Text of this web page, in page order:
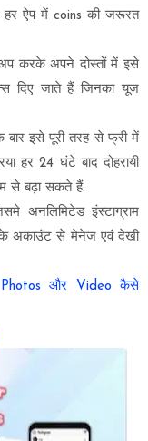
हर ऐप में coins की जरूरत
करके अपने दोस्तों में इसे
दिए जाते हैं जिनका यूज
इसे पूरी तरह से फ्री में
हर 24 घंटे बाद दोहरायी
से बढ़ा सकते हैं.
अनलिमिटेड इंस्टाग्राम
अकाउंट से मेनेज एवं देखी
और Video कैसे